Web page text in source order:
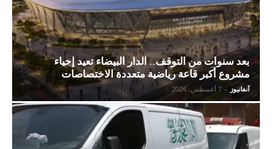
بعد سنوات من التوقف.. الدار البيضاء تعيد إحياء
مشروع أكبر قاعة رياضية متعددة الاختصاصات
آنفانيوز - 7 أغسطس، 2026